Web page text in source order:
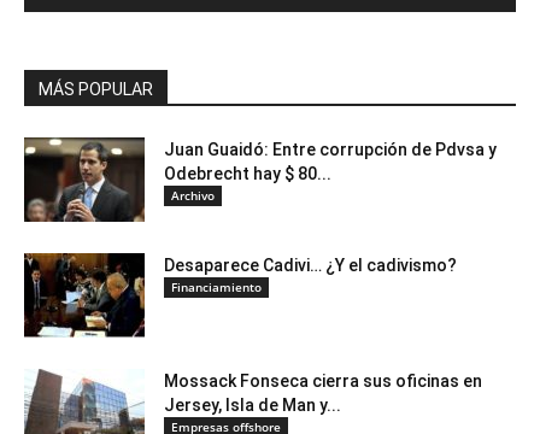
MÁS POPULAR
Juan Guaidó: Entre corrupción de Pdvsa y
Odebrecht hay $ 80...
Archivo
Desaparece Cadivi… ¿Y el cadivismo?
Financiamiento
Mossack Fonseca cierra sus oficinas en
Jersey, Isla de Man y...
Empresas offshore